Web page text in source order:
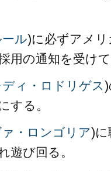
ル)に必ずアメ
用の通知を受けて
ィ・ロドリゲス
する。
・ロンゴリア)に
遊び回る。